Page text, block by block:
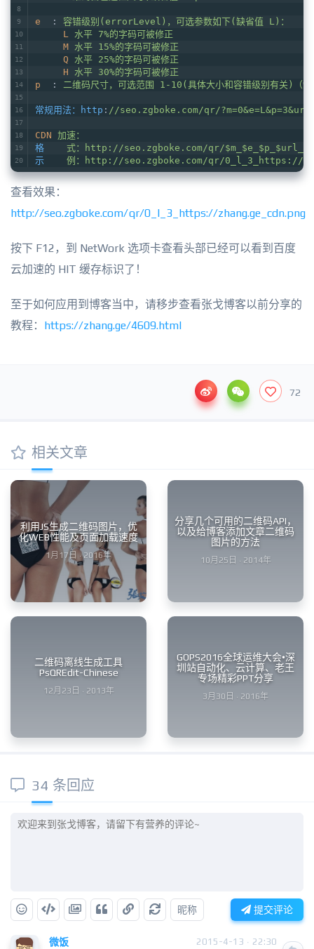
e
  :
容错级别(errorLevel)，可选参数如下(缺省值 L)：
L 水平 7%的字码可被修正
M 水平 15%的字码可被修正
Q
水平 25%的字码可被修正
H
水平 30%的字码可被修正
p
  :
二维码尺寸，可选范围 1-10(具体大小和容错级别有关)（缺
常规用法：http : //seo.zgboke.com/qr/
CDN 加速：
格
式：http://seo.zgboke.com/qr/
示
例：http://seo.zgboke.com/qr/0_l_3_https://
查看效果：
http://seo.zgboke.com/qr/0_l_3_https://zhang.ge_cdn.png
按下 F12，到 NetWork 选项卡查看头部已经可以看到百度
云加速的 HIT 缓存标识了！
至于如何应用到博客当中，请移步查看张戈博客以前分享的
教程： https://zhang.ge/4609.html
72
相关文章
利用JS生成二维码图片，优
化WEB性能及页面加载速度
1月17日 · 2016年
分享几个可用的二维码API，
以及给博客添加文章二维码
图片的方法
10月25日 · 2014年
二维码离线生成工具
PsQREdit-Chinese
12月23日 · 2013年
GOPS2016全球运维大会•深
圳站自动化、云计算、老王
专场精彩PPT分享
3月30日 · 2016年
34 条回应
昵称 提交评论
微饭 2015-4-13 · 22:30